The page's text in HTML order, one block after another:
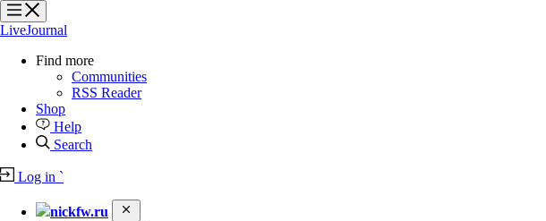
?
?
LiveJournal
Find more
Communities
RSS Reader
Shop
Help
Search
Log in `
nickfw.ru